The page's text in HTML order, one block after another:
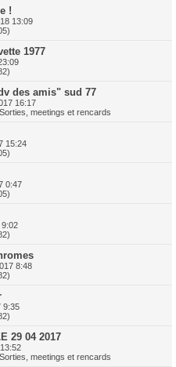
!
13:09
1977
des amis" sud 77
16:17
meetings et rencards
15:24
0:47
9:02
8:48
9:35
29 04 2017
meetings et rencards